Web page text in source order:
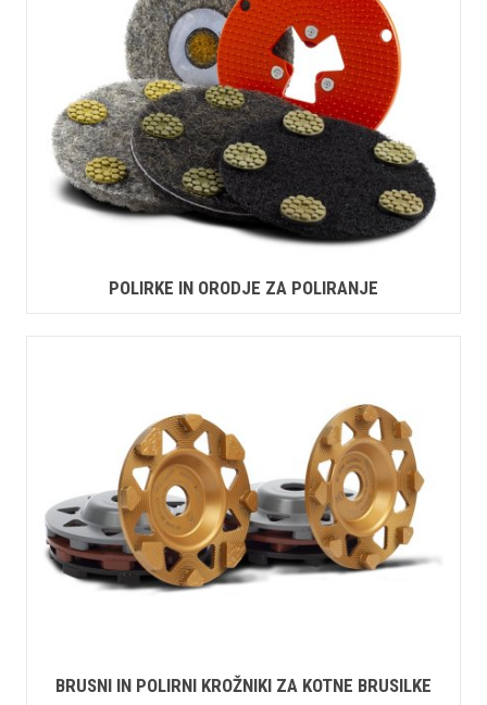
POLIRKE IN ORODJE ZA POLIRANJE
BRUSNI IN POLIRNI KROŽNIKI ZA KOTNE BRUSILKE